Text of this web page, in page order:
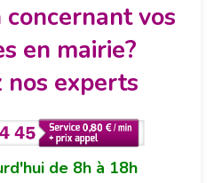
vos
en mairie?
nos experts
de 8h à 18h